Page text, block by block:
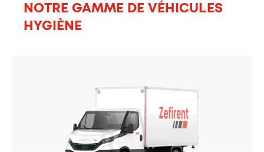
NOTRE GAMME DE VÉHICULES
HYGIÈNE